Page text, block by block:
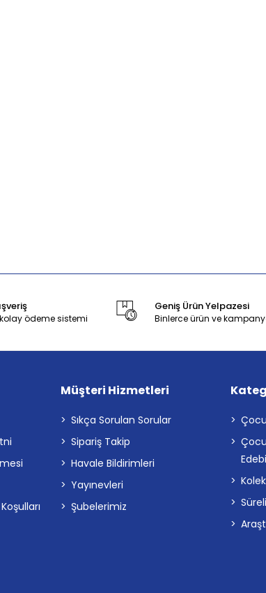
ödeme sistemi
Geniş Ürün Yelpazesi
Binlerce ürün ve
Müşteri Hizmetleri
Sıkça Sorulan Sorular
Sipariş Takip
Havale Bildirimleri
Yayınevleri
Şubelerimiz